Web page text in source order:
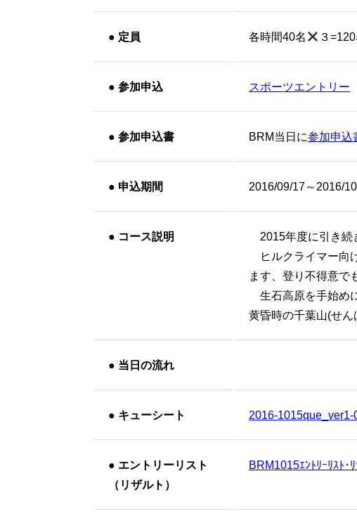
● 定員 各時間40名 ３
● 参加申込 スポーツエントリー
● 参加申込書 BRM当日に参加申込
● 申込期間 2016/09/17～2016/
● コース説明
2015年度に引き続
ヒルクライマー向
ます、登り不得意で
生石高原を手始め
黄昏時の千葉山(せん
● 当日の流れ
● キューシート 2016-1015que_ver1-
● エントリーリスト
（リザルト）
BRM1015ｴﾝﾄﾘｰﾘｽﾄ･